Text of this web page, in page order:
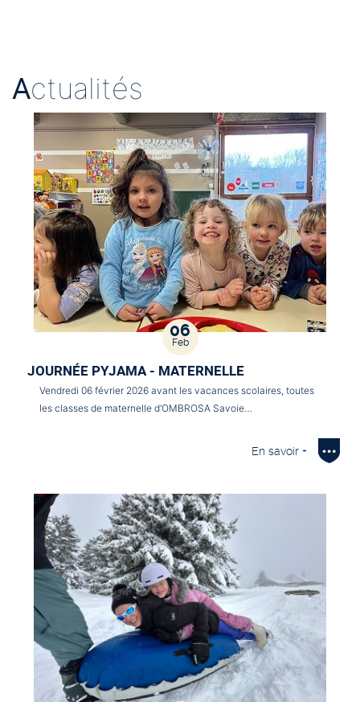
Actualités
06
Feb
JOURNÉE PYJAMA - MATERNELLE
Vendredi 06 février 2026 avant les vacances scolaires, toutes
les classes de maternelle d’OMBROSA Savoie…
En savoir +